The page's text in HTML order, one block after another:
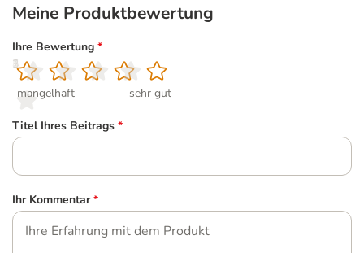
Meine Produktbewertung
Ihre Bewertung *
1
mangelhaft
2
3
4
5
sehr gut
Titel Ihres Beitrags *
Ihr Kommentar *